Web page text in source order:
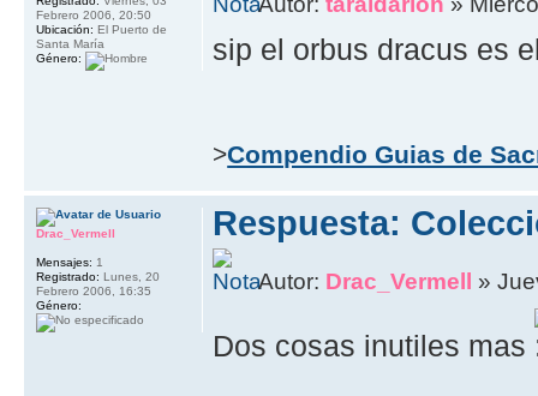
sip el orbus dracus es
>Compendio Guias de
Febrero 2006, 20:50
Ubicación: El Puerto de
Santa María
Género:
Respuesta:
Autor: Drac_Vermell »
Dos cosas inutiles mas
Drac_Vermell
Mensajes: 1
Registrado: Lunes, 20
Febrero 2006, 16:35
Género: